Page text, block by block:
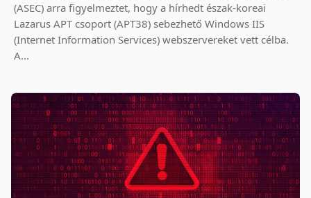
(ASEC) arra figyelmeztet, hogy a hírhedt észak-koreai
Lazarus APT csoport (APT38) sebezhető Windows IIS
(Internet Information Services) webszervereket vett célba.
A...